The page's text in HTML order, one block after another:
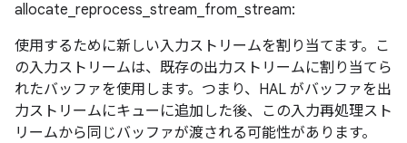
allocate_reprocess_stream_from_stream:
使用するために新しい入力ストリームを割り当てます。こ
の入力ストリームは、既存の出力ストリームに割り当てら
れたバッファを使用します。つまり、HAL がバッファを出
力ストリームにキューに追加した後、この入力再処理スト
リームから同じバッファが渡される可能性があります。